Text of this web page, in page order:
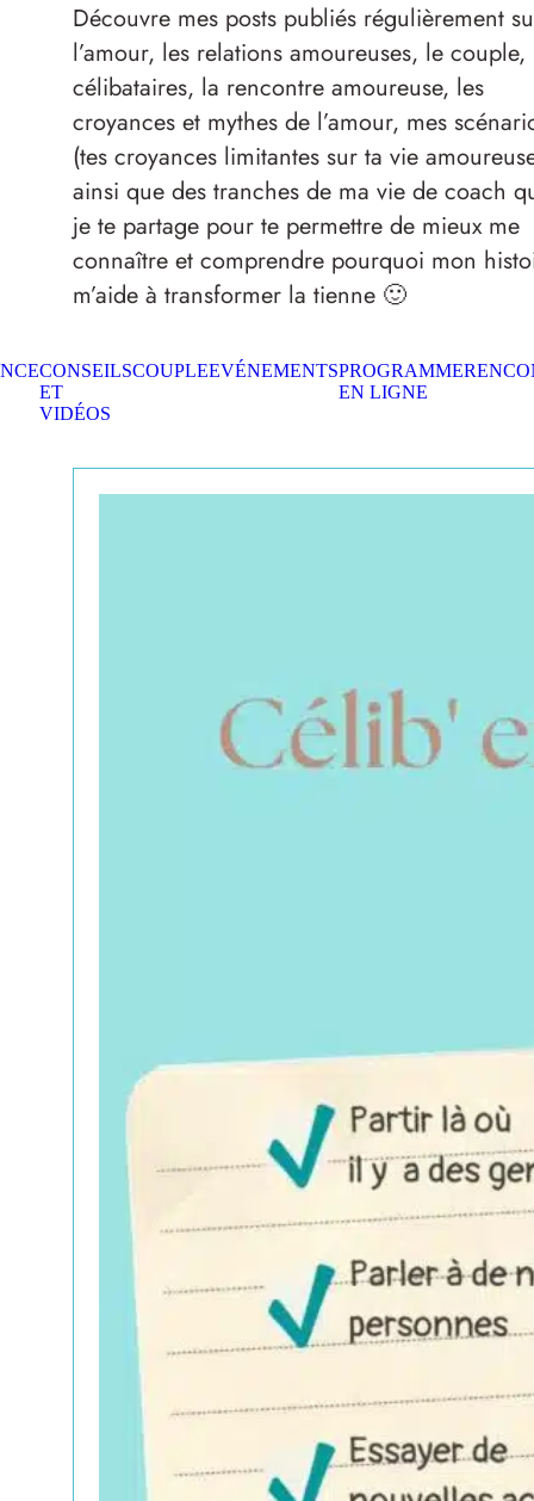
Découvre mes posts publiés régulièrement
l’amour, les relations amoureuses, le couple,
célibataires, la rencontre amoureuse, les
croyances et mythes de l’amour, mes
(tes croyances limitantes sur ta vie
ainsi que des tranches de ma vie de coach
je te partage pour te permettre de mieux me
connaître et comprendre pourquoi mon
m’aide à transformer la tienne 🙂
CONSEILS
ET
VIDÉOS
COUPLEEVÉNEMENTSPROGRAMME
EN LIGNE